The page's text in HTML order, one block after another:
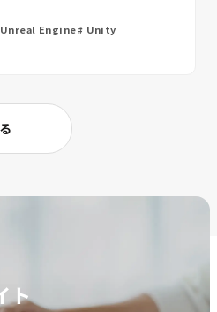
Unreal Engine
Unity
ト